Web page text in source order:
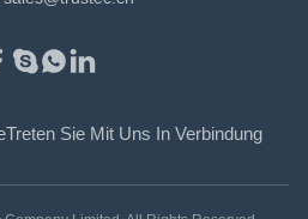
Treten Sie Mit Uns In Verbindung